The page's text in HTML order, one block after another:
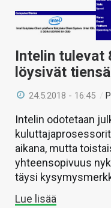
Intelin tulevat
löysivät
24.5.2018 - 16:45 /
Intelin odotetaan
aikana, mutta
yhteensopivuus
täysi
Lue lisää